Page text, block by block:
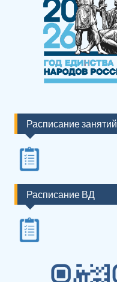
Расписание занятий
Расписание ВД